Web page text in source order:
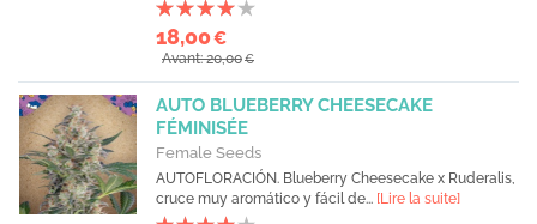
18,00€
Avant: 20,00€
AUTO BLUEBERRY CHEESECAKE
FÉMINISÉE
Female Seeds
AUTOFLORACIÓN. Blueberry Cheesecake x Ruderalis,
cruce muy aromático y fácil de... [Lire la suite]